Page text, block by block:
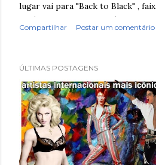
lugar vai para "Back to Black" ,
estúdio da cantora. A música foi
Amy Winehouse e lançada como
do próprio coração,
relacionamento. No YouTube, o
milhões de visualizações . O
"Rehab" , o maior sucesso da
A canção também foi escrita
Top 10 da Billboard. A música
Compartilhar Postar um comentário
ÚLTIMAS POSTAGENS